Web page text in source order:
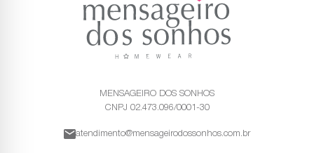
MENSAGEIRO DOS SONHOS
CNPJ 02.473.096/0001-30
atendimento@mensageirodossonhos.com.br